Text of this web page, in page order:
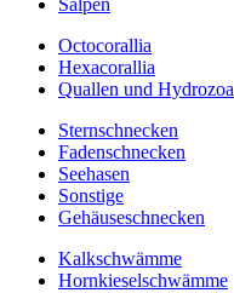
Octocorallia
Hexacorallia
Quallen und Hydrozoa
Sternschnecken
Fadenschnecken
Seehasen
Sonstige
Gehäuseschnecken
Kalkschwämme
Hornkieselschwämme